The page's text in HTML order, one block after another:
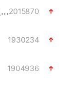
四川宜宾市高县4.9级地震致1人死亡2015870
1930234
1904936